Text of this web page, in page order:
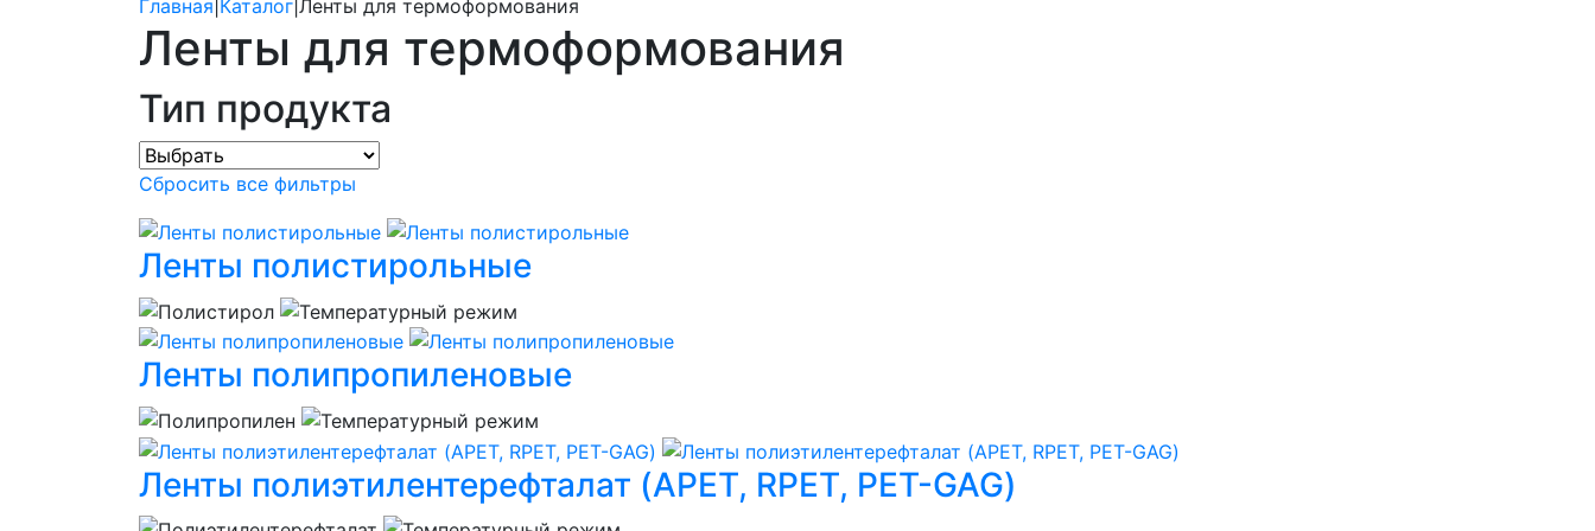
Главная Каталог Ленты для термоформования
Ленты для термоформования
Тип продукта
Сбросить все фильтры
Ленты полистирольные
Ленты полипропиленовые
Ленты полиэтилентерефталат (APET, RPET, PET-GAG)